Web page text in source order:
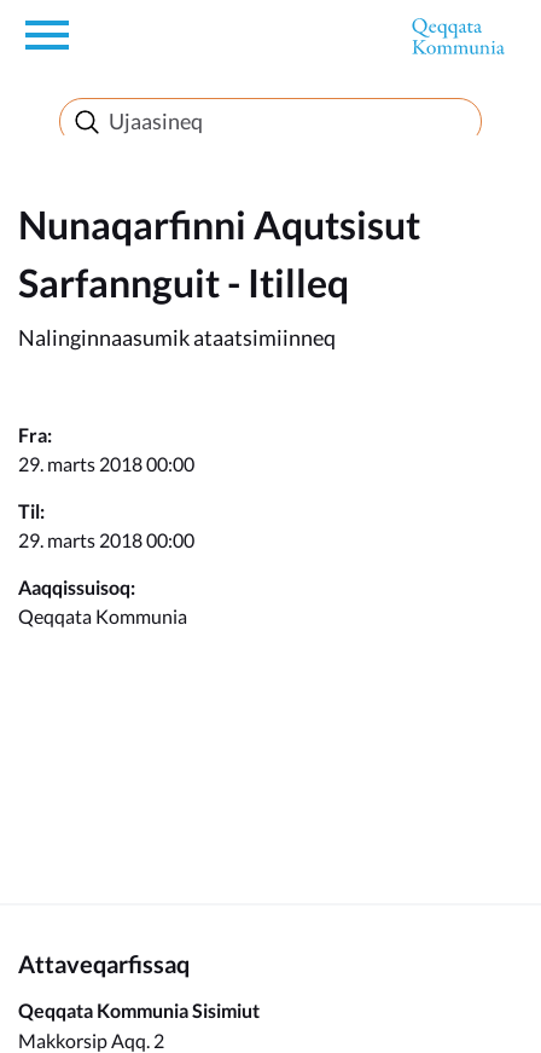
en
Innuttaasunut
Inuussutissarsiorneq
Politikki
Imminut sullinneq
Kommunimi pilersaarut
Kommune pillugu
Nunaqarfinni Aqutsisut
Sarfannguit - Itilleq
Nalinginnaasumik ataatsimiinneq
Fra:
29. marts 2018 00:00
Til:
29. marts 2018 00:00
Aaqqissuisoq:
Qeqqata Kommunia
Attaveqarfissaq
Qeqqata Kommunia Sisimiut
Makkorsip Aqq. 2